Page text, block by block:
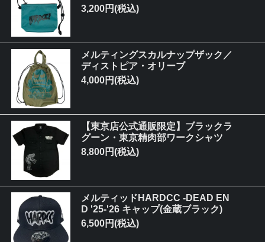
3,200円(税込)
メルティングスカルナップザック／
ディストピア・オリーブ
4,000円(税込)
【東京店公式通販限定】ブラックラ
グーン・東京精肉部ワークシャツ
8,800円(税込)
メルティッドHARDCC -DEAD EN
D '25-'26 キャップ(金蔵ブラック)
6,500円(税込)